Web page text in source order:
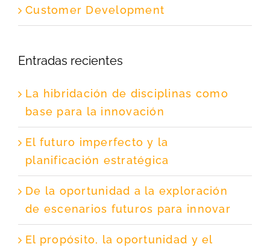
Customer Development
Entradas recientes
La hibridación de disciplinas como
base para la innovación
El futuro imperfecto y la
planificación estratégica
De la oportunidad a la exploración
de escenarios futuros para innovar
El propósito, la oportunidad y el